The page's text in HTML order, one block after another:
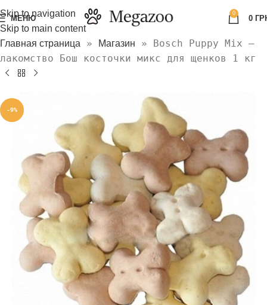
Skip to navigation
Skip to main content
МЕНЮ
0
0
Главная страница » Магазин » Bosch Puppy Mix –
лакомство Бош косточки микс для щенков 1 кг
-9%